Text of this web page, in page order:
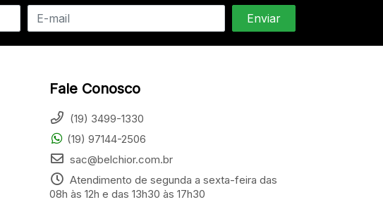
Fale Conosco
(19) 3499-1330
(19) 97144-2506
sac@belchior.com.br
Atendimento de segunda a sexta-feira das
08h às 12h e das 13h30 às 17h30